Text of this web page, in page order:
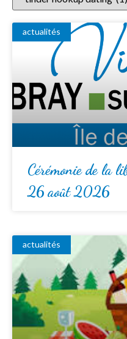
actualités
Cérémonie de la
26 août 2026
actualités